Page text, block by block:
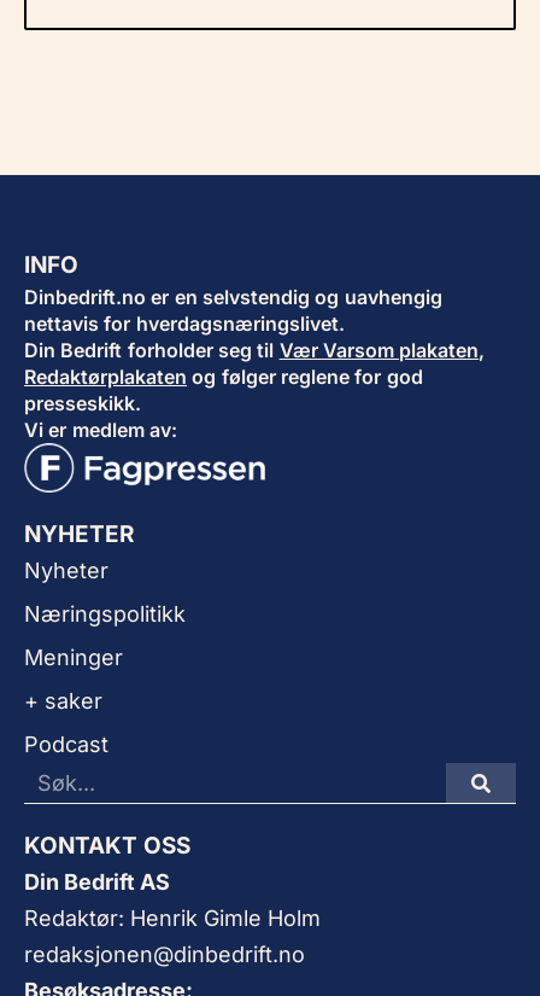
INFO
Dinbedrift.no er en selvstendig og uavhengig
nettavis for hverdagsnæringslivet.
Din Bedrift forholder seg til Vær Varsom plakaten,
Redaktørplakaten og følger reglene for god
presseskikk.
Vi er medlem av:
NYHETER
Nyheter
Næringspolitikk
Meninger
+ saker
Podcast
KONTAKT OSS
Din Bedrift AS
Redaktør: Henrik Gimle Holm
redaksjonen@dinbedrift.no
Besøksadresse: